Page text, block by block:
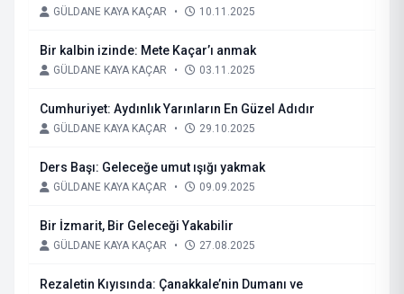
GÜLDANE KAYA KAÇAR • 10.11.2025
Bir kalbin izinde: Mete Kaçar’ı anmak
GÜLDANE KAYA KAÇAR • 03.11.2025
Cumhuriyet: Aydınlık Yarınların En Güzel Adıdır
GÜLDANE KAYA KAÇAR • 29.10.2025
Ders Başı: Geleceğe umut ışığı yakmak
GÜLDANE KAYA KAÇAR • 09.09.2025
Bir İzmarit, Bir Geleceği Yakabilir
GÜLDANE KAYA KAÇAR • 27.08.2025
Rezaletin Kıyısında: Çanakkale’nin Dumanı ve